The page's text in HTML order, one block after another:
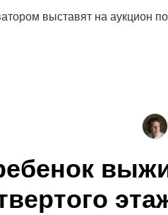
выставят на аукцион